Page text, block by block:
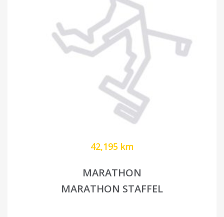
42,195 km
MARATHON
MARATHON STAFFEL